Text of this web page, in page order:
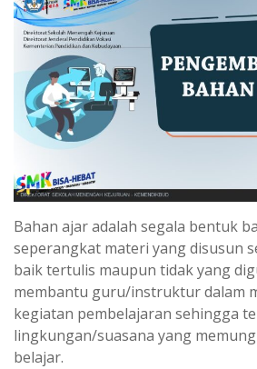
Bahan ajar adalah segala bentuk
seperangkat materi yang disusun
baik tertulis maupun tidak yang
membantu guru/instruktur dalam
kegiatan pembelajaran sehingga
lingkungan/suasana yang
belajar.